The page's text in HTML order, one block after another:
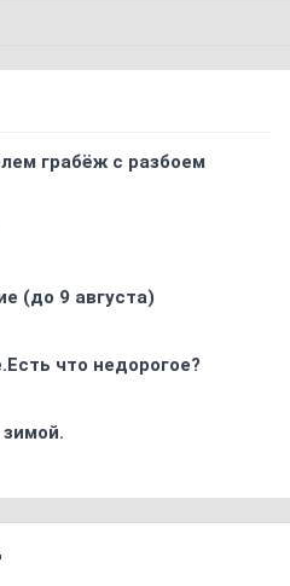
грабёж с разбоем
(до 9 августа)
что недорогое?
зимой.